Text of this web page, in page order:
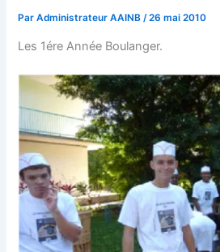
ParAdministrateur AAINB/26 mai 2010
Les 1ére Année Boulanger.